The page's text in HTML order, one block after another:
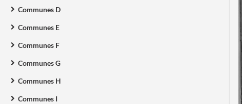
Communes D
Communes E
Communes F
Communes G
Communes H
Communes I